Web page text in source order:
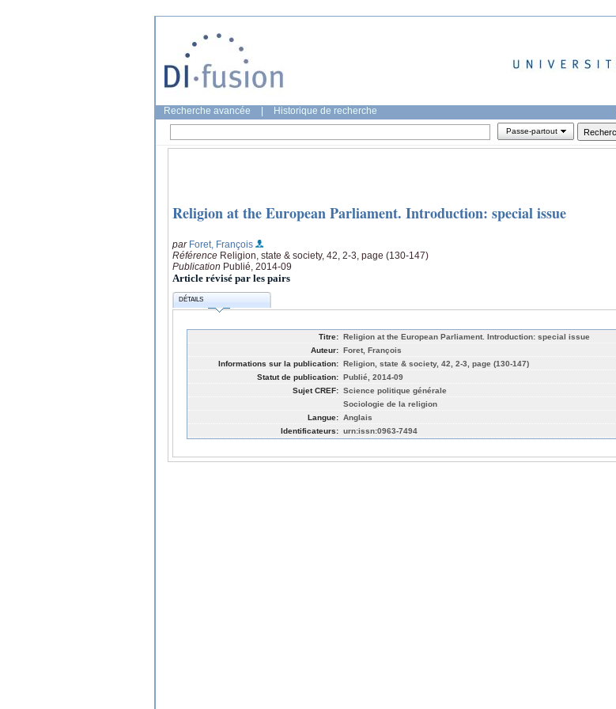
Recherche avancée Historique de recherche
Passe-partout
Religion at the European Parliament. Introduction: special issue
par Foret, François
Référence Religion, state & society, 42, 2-3, page (130-147)
Publication Publié, 2014-09
Article révisé par les pairs
DÉTAILS
Titre: Religion at the European Parliament. Introduction: special issue
Auteur: Foret, François
Informations sur la publication: Religion, state & society, 42, 2-3, page (130-147)
Statut de publication: Publié, 2014-09
Sujet CREF: Science politique générale
Sociologie de la religion
Langue: Anglais
Identificateurs: urn:issn:0963-7494